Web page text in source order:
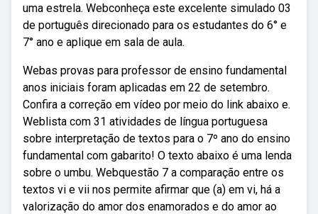
uma estrela. Webconheça este excelente simulado 03
de português direcionado para os estudantes do 6° e
7° ano e aplique em sala de aula.
Webas provas para professor de ensino fundamental
anos iniciais foram aplicadas em 22 de setembro.
Confira a correção em vídeo por meio do link abaixo e.
Weblista com 31 atividades de língua portuguesa
sobre interpretação de textos para o 7º ano do ensino
fundamental com gabarito! O texto abaixo é uma lenda
sobre o umbu. Webquestão 7 a comparação entre os
textos vi e vii nos permite afirmar que (a) em vi, há a
valorização do amor dos enamorados e do amor ao